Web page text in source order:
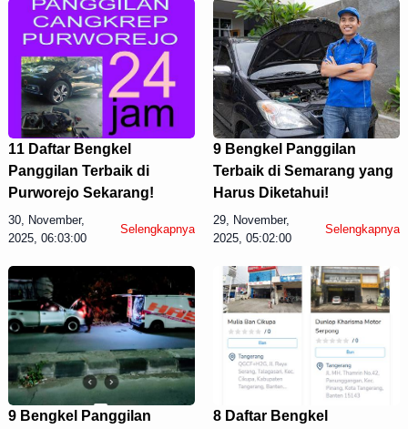
11 Daftar Bengkel
Panggilan Terbaik di
Purworejo Sekarang!
30, November,
2025, 06:03:00
Selengkapnya
9 Bengkel Panggilan
Terbaik di Semarang yang
Harus Diketahui!
29, November,
2025, 05:02:00
Selengkapnya
9 Bengkel Panggilan
8 Daftar Bengkel